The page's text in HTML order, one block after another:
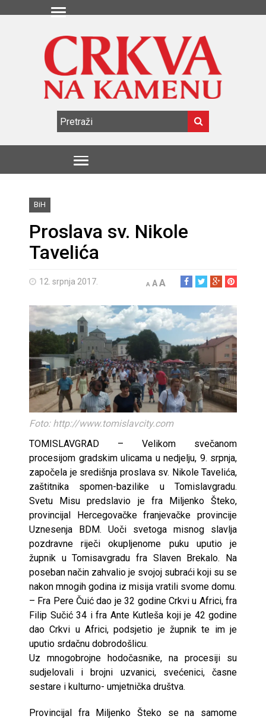
BiH
Proslava sv. Nikole
Tavelića
12. srpnja 2017. A AA
Foto: http://www.tomislavcity.com
TOMISLAVGRAD – Velikom svečanom
procesijom gradskim ulicama u nedjelju, 9. srpnja,
započela je središnja proslava sv. Nikole Tavelića,
zaštitnika spomen-bazilike u Tomislavgradu.
Svetu Misu predslavio je fra Miljenko Šteko,
provincijal Hercegovačke franjevačke provincije
Uznesenja BDM. Uoči svetoga misnog slavlja
pozdravne riječi okupljenome puku uputio je
župnik u Tomisavgradu fra Slaven Brekalo. Na
poseban način zahvalio je svojoj subraći koji su se
nakon mnogih godina iz misija vratili svome domu.
– Fra Pere Čuić dao je 32 godine Crkvi u Africi, fra
Filip Sučić 34 i fra Ante Kutleša koji je 42 godine
dao Crkvi u Africi, podsjetio je župnik te im je
uputio srdačnu dobrodošlicu.
Uz mnogobrojne hodočasnike, na procesiji su
sudjelovali i brojni uzvanici, svećenici, časne
sestare i kulturno- umjetnička društva.
Provincijal fra Miljenko Šteko se na samome